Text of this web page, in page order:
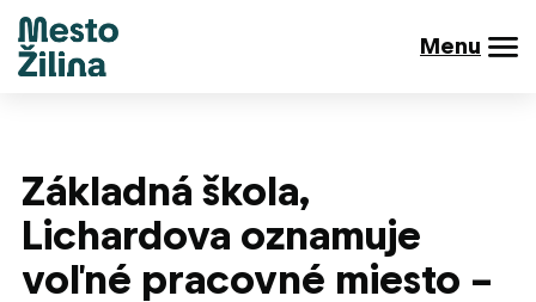
Menu
Základná škola,
Lichardova oznamuje
voľné pracovné miesto –